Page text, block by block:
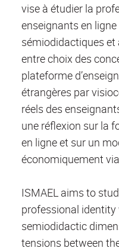
vise à étudier la
enseignants en
sémiodidactiques et
entre choix des
plateforme
étrangères par
réels des
une réflexion sur la
en ligne et sur un
économiquement
ISMAEL aims to
professional
semiodidactic
tensions between